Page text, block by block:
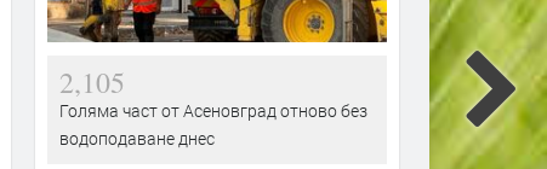
2,105
Голяма част от Асеновград отново без
водоподаване днес